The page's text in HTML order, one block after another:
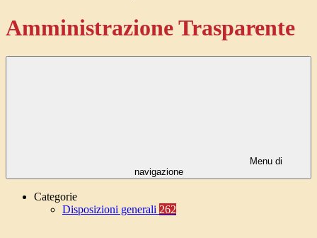
Amministrazione Trasparente
Menu di
navigazione
Categorie
Disposizioni generali 262